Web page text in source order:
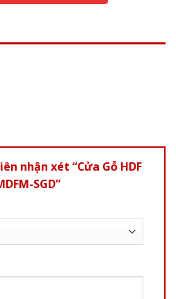
nhận xét “Cửa Gỗ HDF
SGD”